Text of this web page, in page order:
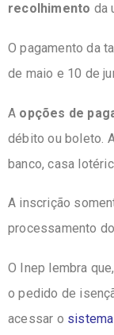
recolhimento da
O pagamento da
de maio e 10 de
A opções de
débito ou boleto.
banco, casa
A inscrição
processamento
O Inep lembra
o pedido de
acessar o